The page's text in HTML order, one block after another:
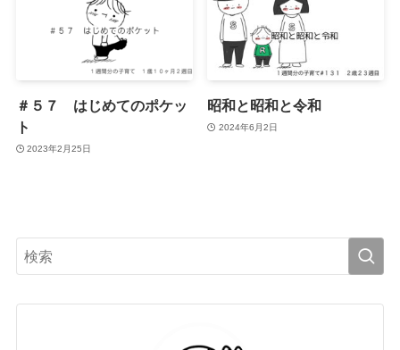
＃５７ はじめてのポケッ
ト
2023年2月25日
昭和と昭和と令和
2024年6月2日